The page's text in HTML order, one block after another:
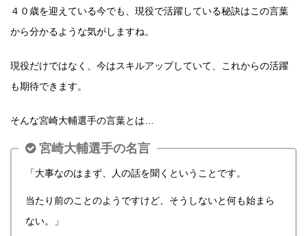
４０歳を迎えている今でも、現役で活躍している秘訣はこの言葉
から分かるような気がしますね。
現役だけではなく、今はスキルアップしていて、これからの活躍
も期待できます。
そんな宮崎大輔選手の言葉とは…
宮崎大輔選手の名言
「大事なのはまず、人の話を聞くということです。
当たり前のことのようですけど、そうしないと何も始まら
ない。」